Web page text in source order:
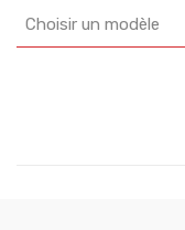
Choisir un modèle